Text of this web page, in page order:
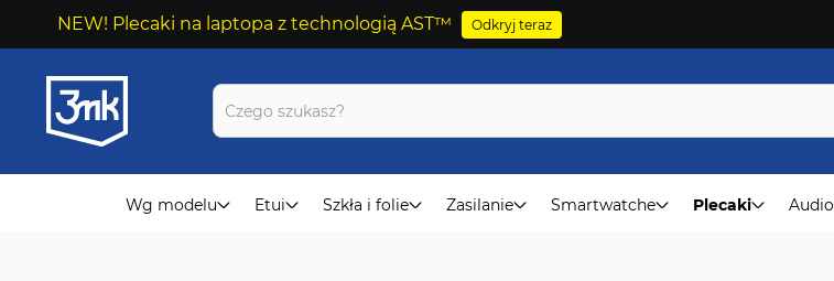
NEW! Plecaki na laptopa z technologią AST™ Odkryj teraz
Przejdź
do
treści
Wg modelu Etui Szkła i folie Zasilanie Smartwatche Plecaki Audio